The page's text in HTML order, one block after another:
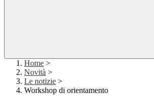
Home >
Novità >
Le notizie >
Workshop di orientamento